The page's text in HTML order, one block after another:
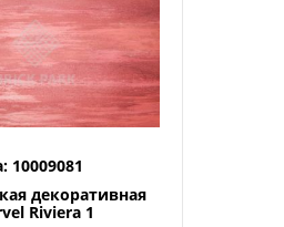
10009081
декоративная
Riviera 1